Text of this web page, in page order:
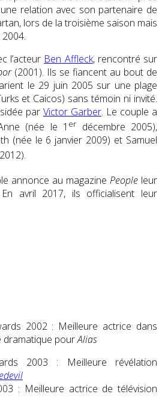
relation avec son partenaire de
lors de la troisième saison mais
.
l’acteur Ben Affleck, rencontré sur
(2001). Ils se fiancent au bout de
le 29 juin 2005 sur une plage
et Caicos) sans témoin ni invité.
par Victor Garber. Le couple a
(née le 1 er décembre 2005),
(née le 6 janvier 2009) et Samuel
).
annonce au magazine People leur
avril 2017, ils officialisent leur
2002 : Meilleure actrice dans
dramatique pourAlias
2003 : Meilleure révélation
: Meilleure actrice de télévision